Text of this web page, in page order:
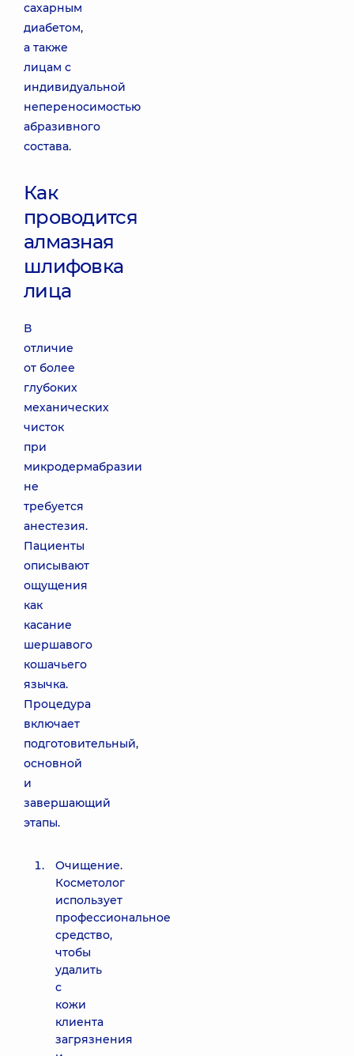
сахарным
диабетом,
а также
лицам с
индивидуальной
непереносимостью
абразивного
состава.
Как
проводится
алмазная
шлифовка
лица
В
отличие
от более
глубоких
механических
чисток
при
микродермабразии
не
требуется
анестезия.
Пациенты
описывают
ощущения
как
касание
шершавого
кошачьего
язычка.
Процедура
включает
подготовительный,
основной
и
завершающий
этапы.
Очищение.
Косметолог
использует
профессиональное
средство,
чтобы
удалить
с
кожи
клиента
загрязнения